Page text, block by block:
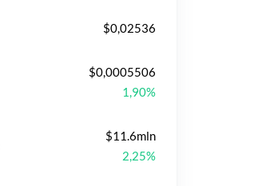
$0,02536
$0,0005506
1,90%
$11.6mln
2,25%